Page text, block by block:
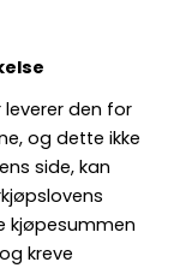
leverer den for
og dette ikke
side, kan
kjøpesummen
kreve